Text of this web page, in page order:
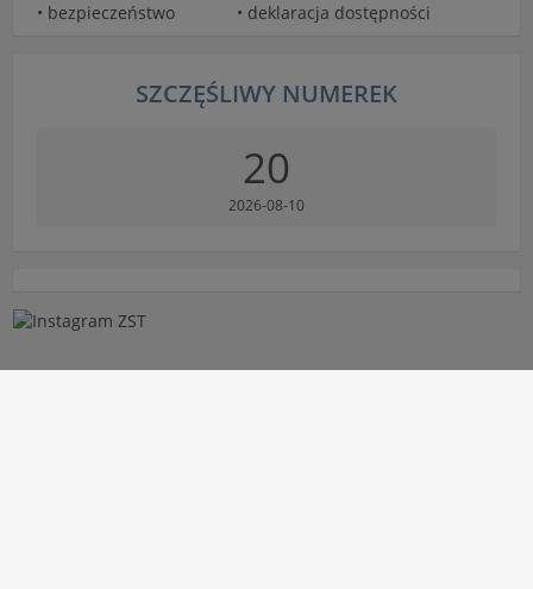
• bezpieczeństwo • deklaracja dostępności
SZCZĘŚLIWY NUMEREK
20
2026-08-10